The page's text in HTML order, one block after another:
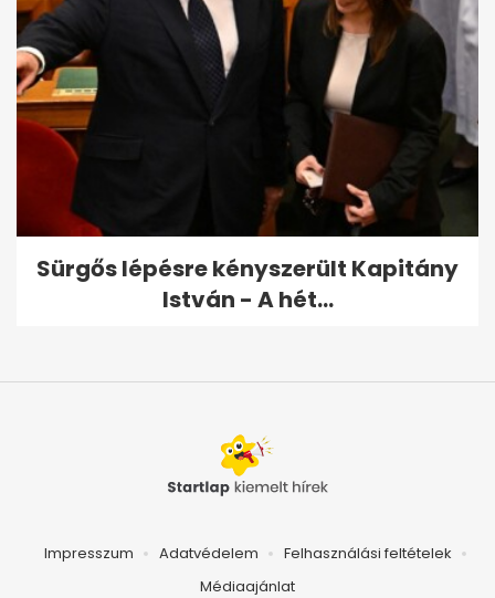
Sürgős lépésre kényszerült Kapitány
István - A hét...
Impresszum Adatvédelem
Felhasználási feltételek
Médiaajánlat